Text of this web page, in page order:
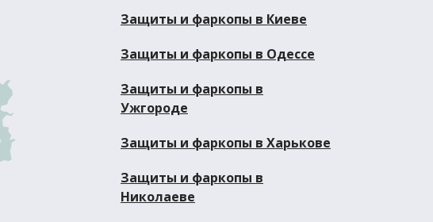
Защиты и фаркопы в Киеве
Защиты и фаркопы в Одессе
Защиты и фаркопы в
Ужгороде
Защиты и фаркопы в Харькове
Защиты и фаркопы в
Николаеве